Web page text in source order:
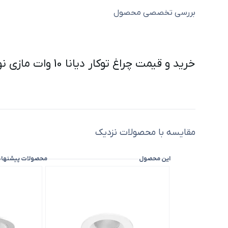
بررسی تخصصی محصول
خرید و قیمت چراغ توکار دیانا 10 وات مازی نور دهانه 8 سانت ( ارسال فوری )
مقایسه با محصولات نزدیک
این محصول محصولات